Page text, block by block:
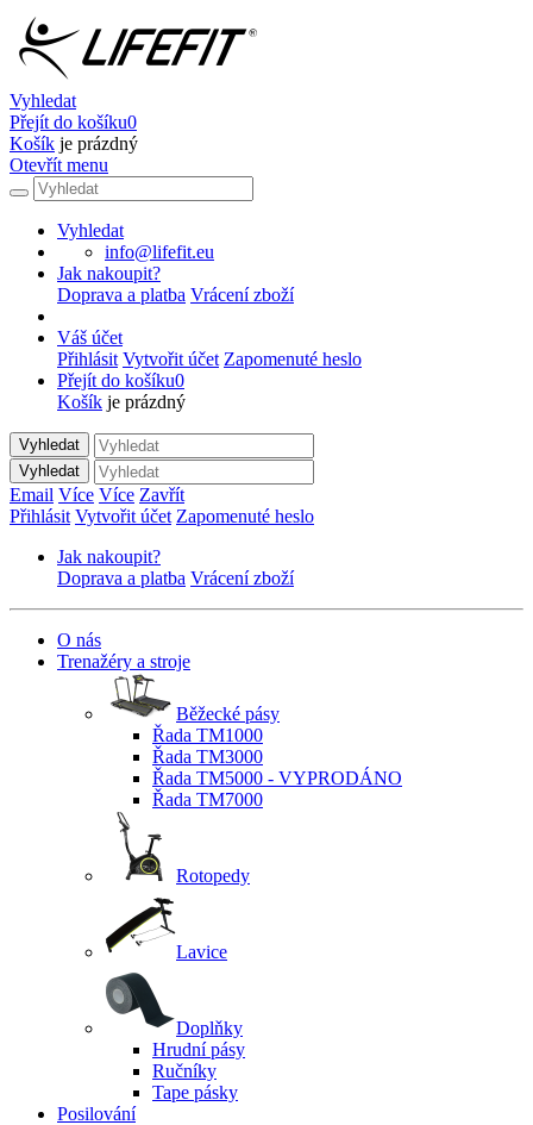
Vyhledat
Přejít do košíku0
Košík je prázdný
Otevřít menu
Vyhledat
info@lifefit.eu
Jak nakoupit?
Doprava a platba Vrácení zboží
Váš účet
Přihlásit Vytvořit účet Zapomenuté heslo
Přejít do košíku0
Košík je prázdný
Vyhledat
Vyhledat
Email Více Více Zavřít
Přihlásit Vytvořit účet Zapomenuté heslo
Jak nakoupit?
Doprava a platba Vrácení zboží
O nás
Trenažéry a stroje
Běžecké pásy
Řada TM1000
Řada TM3000
Řada TM5000 - VYPRODÁNO
Řada TM7000
Rotopedy
Lavice
Doplňky
Hrudní pásy
Ručníky
Tape pásky
Posilování